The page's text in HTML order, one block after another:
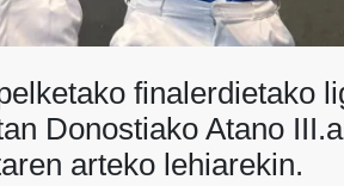
finalerdietako
Donostiako Atano
arteko lehiarekin.